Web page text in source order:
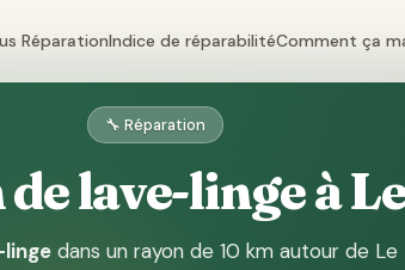
RéparationIndice de réparabilitéComment ça
🔧 Réparation
lave-linge à
dans un rayon de 10 km autour de